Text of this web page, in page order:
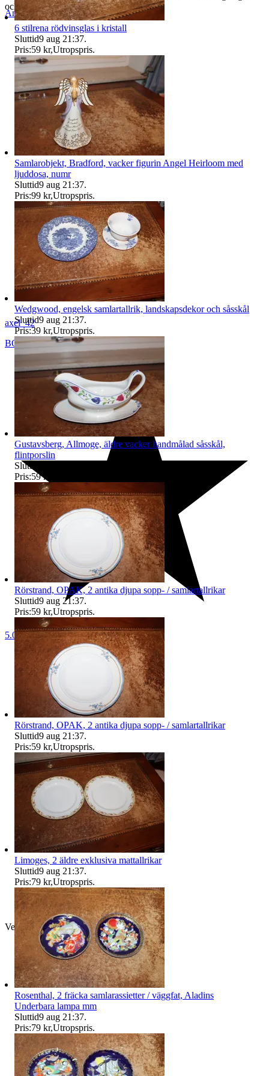
och välgrundad bild av skicket.
Anmäl Sälj liknande
axel_42
BORÅS,Sverige
5.0
Verifierad
6 stilrena rödvinsglas i kristall
Sluttid9 aug 21:37.
Pris:59 kr,Utropspris.
Samlarobjekt, Bradford, vacker figurin Angel Heirloom med
ljuddosa, numr
Sluttid9 aug 21:37.
Pris:99 kr,Utropspris.
Wedgwood, engelsk samlartallrik, landskapsdekor och såsskål
Sluttid9 aug 21:37.
Pris:39 kr,Utropspris.
Gustavsberg, Allmoge, äldre vacker handmålad såsskål,
flintporslin
Sluttid
Pris:59 kr
Rörstrand, OPAK, 2 antika djupa sopp- / samlartallrikar
Sluttid9 aug 21:37.
Pris:59 kr,Utropspris.
Rörstrand, OPAK, 2 antika djupa sopp- / samlartallrikar
Sluttid9 aug 21:37.
Pris:59 kr,Utropspris.
Limoges, 2 äldre exklusiva mattallrikar
Sluttid9 aug 21:37.
Pris:79 kr,Utropspris.
Rosenthal, 2 fräcka samlarassietter / väggfat, Aladins
Underbara lampa mm
Sluttid9 aug 21:37.
Pris:79 kr,Utropspris.